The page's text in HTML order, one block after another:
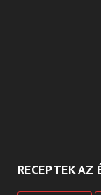
RECEPTEK AZ